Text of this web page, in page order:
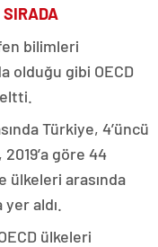
SIRADA
bilimleri
olduğu gibi OECD
Türkiye, 4’üncü
2019’a göre 44
ülkeleri arasında
aldı.
ülkeleri